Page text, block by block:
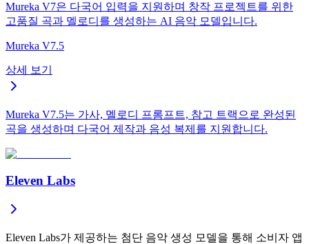
Mureka V7은 다국어 입력을 지원하며 창작 프로젝트를 위한
고품질 곡과 멜로디를 생성하는 AI 음악 모델입니다.
Mureka V7.5
상세 보기
Mureka V7.5는 가사, 멜로디 프롬프트, 참고 트랙으로 완성된
곡을 생성하며 다국어 제작과 음성 복제를 지원합니다.
Eleven Labs
Eleven Labs가 제공하는 첨단 음악 생성 모델을 통해 소비자 앱